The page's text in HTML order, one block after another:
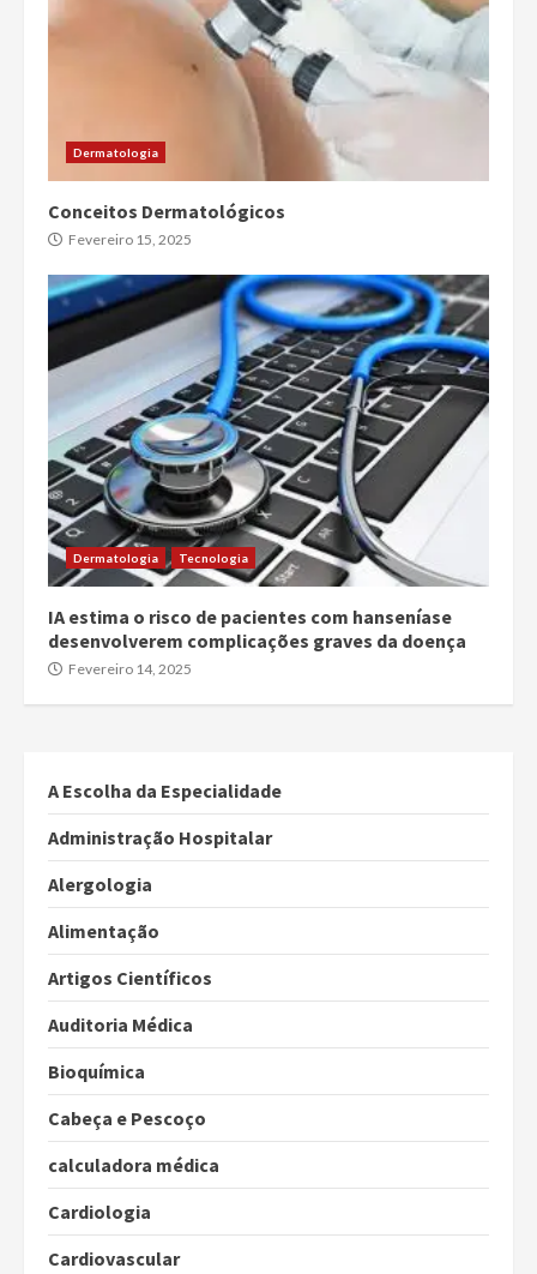
Dermatologia
Conceitos Dermatológicos
Fevereiro 15, 2025
Dermatologia Tecnologia
IA estima o risco de pacientes com hanseníase
desenvolverem complicações graves da doença
Fevereiro 14, 2025
A Escolha da Especialidade
Administração Hospitalar
Alergologia
Alimentação
Artigos Científicos
Auditoria Médica
Bioquímica
Cabeça e Pescoço
calculadora médica
Cardiologia
Cardiovascular